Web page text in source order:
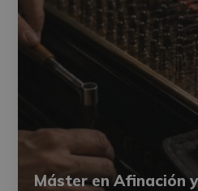
Máster en Afinación